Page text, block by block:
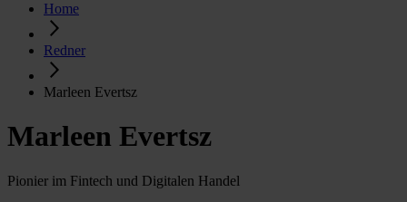
Home
Redner
Marleen Evertsz
Marleen Evertsz
Pionier im Fintech und Digitalen Handel